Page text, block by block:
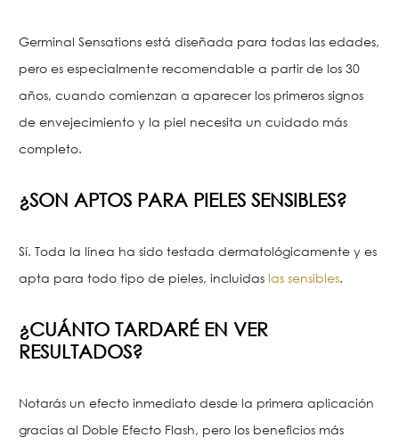
Germinal Sensations está diseñada para todas las edades,
pero es especialmente recomendable a partir de los 30
años, cuando comienzan a aparecer los primeros signos
de envejecimiento y la piel necesita un cuidado más
completo.
¿SON APTOS PARA PIELES SENSIBLES?
Sí. Toda la línea ha sido testada dermatológicamente y es
apta para todo tipo de pieles, incluidas las sensibles.
¿CUÁNTO TARDARÉ EN VER
RESULTADOS?
Notarás un efecto inmediato desde la primera aplicación
gracias al Doble Efecto Flash, pero los beneficios más